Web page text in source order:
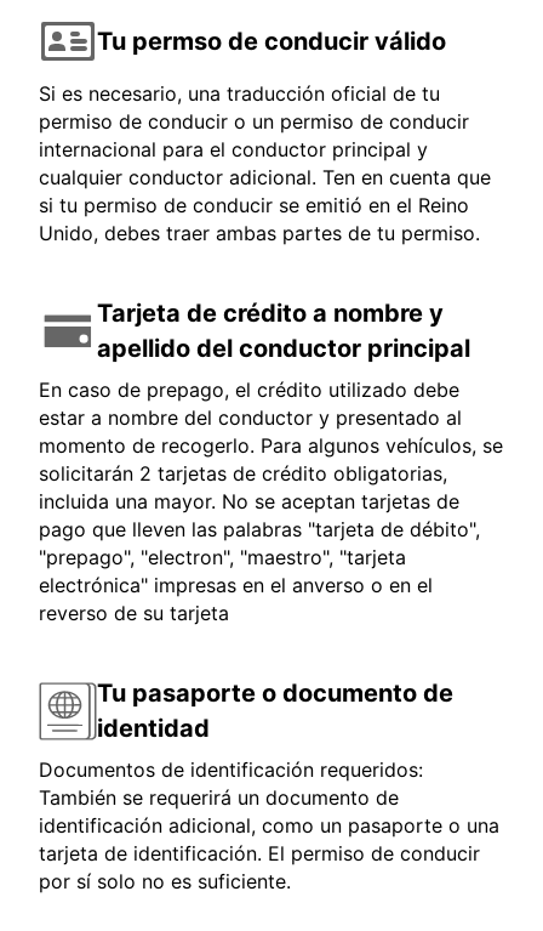
Tu permso de conducir válido
Si es necesario, una traducción oficial de tu
permiso de conducir o un permiso de conducir
internacional para el conductor principal y
cualquier conductor adicional. Ten en cuenta que
si tu permiso de conducir se emitió en el Reino
Unido, debes traer ambas partes de tu permiso.
Tarjeta de crédito a nombre y
apellido del conductor principal
En caso de prepago, el crédito utilizado debe
estar a nombre del conductor y presentado al
momento de recogerlo. Para algunos vehículos, se
solicitarán 2 tarjetas de crédito obligatorias,
incluida una mayor. No se aceptan tarjetas de
pago que lleven las palabras "tarjeta de débito",
"prepago", "electron", "maestro", "tarjeta
electrónica" impresas en el anverso o en el
reverso de su tarjeta
Tu pasaporte o documento de
identidad
Documentos de identificación requeridos:
También se requerirá un documento de
identificación adicional, como un pasaporte o una
tarjeta de identificación. El permiso de conducir
por sí solo no es suficiente.